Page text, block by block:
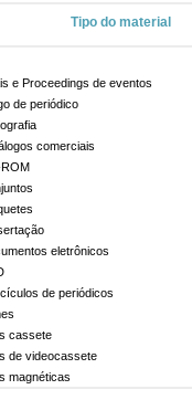
Tipo do material
e Proceedings de eventos
de periódico
comerciais
eletrônicos
de periódicos
cassete
de videocassete
magnéticas